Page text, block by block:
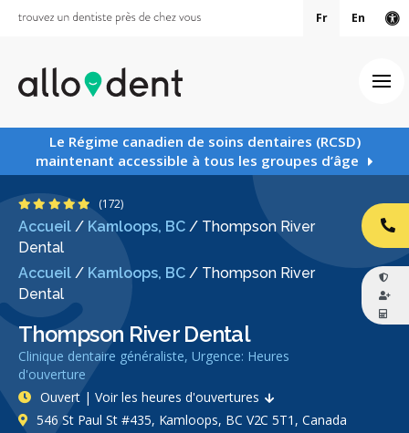
Fr En
Le Régime canadien de soins dentaires (RCSD)
maintenant accessible à tous les groupes d’âge
Accueil / Kamloops, BC / Thompson River
Dental
Accueil / Kamloops, BC / Thompson River
Dental
Thompson River Dental
Clinique dentaire généraliste, Urgence: Heures
d'ouverture
4.9 étoiles
(172)
Ouvert | Voir les heures d'ouvertures
546 St Paul St #435, Kamloops, BC V2C 5T1, Canada